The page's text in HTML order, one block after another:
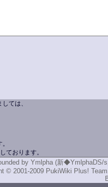
ては、
ております。
by Ymlpha (新◆YmlphaDS/
© 2001-2009 PukiWiki Plus! Team